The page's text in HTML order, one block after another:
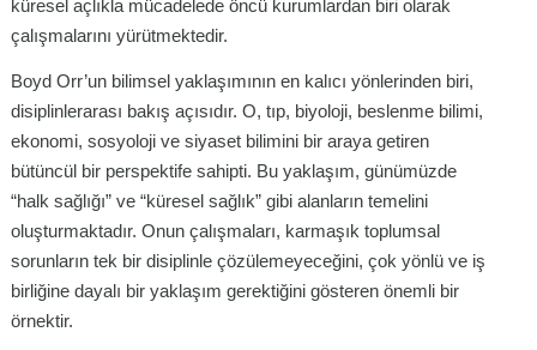
küresel açlıkla mücadelede öncü kurumlardan biri olarak
çalışmalarını yürütmektedir.
Boyd Orr’un bilimsel yaklaşımının en kalıcı yönlerinden biri,
disiplinlerarası bakış açısıdır. O, tıp, biyoloji, beslenme bilimi,
ekonomi, sosyoloji ve siyaset bilimini bir araya getiren
bütüncül bir perspektife sahipti. Bu yaklaşım, günümüzde
“halk sağlığı” ve “küresel sağlık” gibi alanların temelini
oluşturmaktadır. Onun çalışmaları, karmaşık toplumsal
sorunların tek bir disiplinle çözülemeyeceğini, çok yönlü ve iş
birliğine dayalı bir yaklaşım gerektiğini gösteren önemli bir
örnektir.